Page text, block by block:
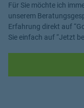
Für Sie möchte ich
unserem
Erfahrung direkt auf
Sie einfach auf “Jetzt